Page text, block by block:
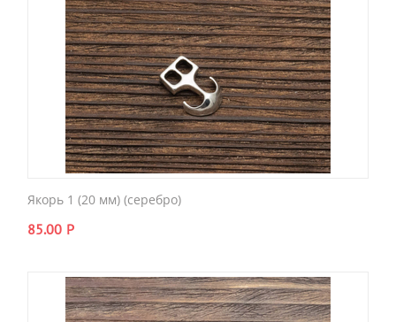
Якорь 1 (20 мм) (серебро)
85.00 Р